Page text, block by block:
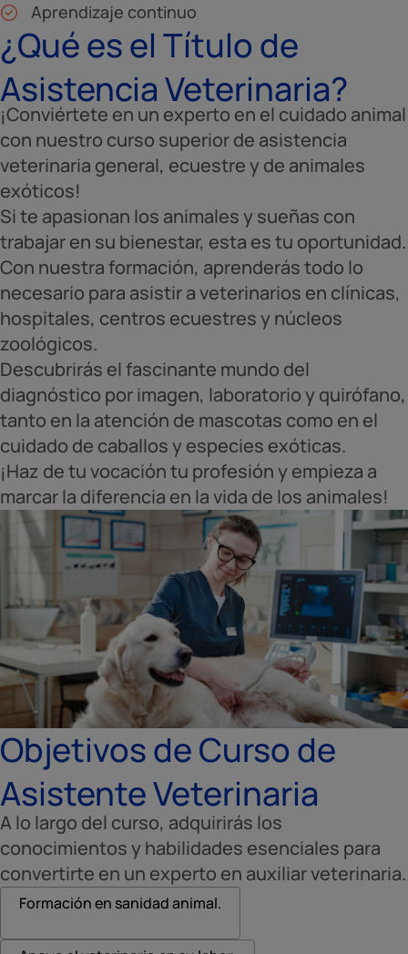
Aprendizaje continuo
¿Qué es el Título de
Asistencia Veterinaria?
¡Conviértete en un experto en el cuidado animal
con nuestro curso superior de asistencia
veterinaria general, ecuestre y de animales
exóticos!
Si te apasionan los animales y sueñas con
trabajar en su bienestar, esta es tu oportunidad.
Con nuestra formación, aprenderás todo lo
necesario para asistir a veterinarios en clínicas,
hospitales, centros ecuestres y núcleos
zoológicos.
Descubrirás el fascinante mundo del
diagnóstico por imagen, laboratorio y quirófano,
tanto en la atención de mascotas como en el
cuidado de caballos y especies exóticas.
¡Haz de tu vocación tu profesión y empieza a
marcar la diferencia en la vida de los animales!
Objetivos de Curso de
Asistente Veterinaria
A lo largo del curso, adquirirás los
conocimientos y habilidades esenciales para
convertirte en un experto en auxiliar veterinaria.
Formación en sanidad animal.